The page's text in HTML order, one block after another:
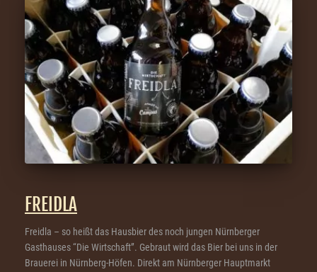
FREIDLA
Freidla – so heißt das Hausbier des noch jungen Nürnberger
Gasthauses “Die Wirtschaft”. Gebraut wird das Bier bei uns in der
Brauerei in Nürnberg-Höfen. Direkt am Nürnberger Hauptmarkt